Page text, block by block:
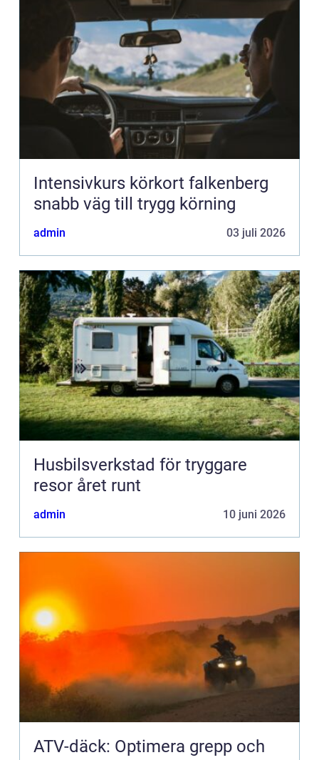
Intensivkurs körkort falkenberg
snabb väg till trygg körning
admin 03 juli 2026
Husbilsverkstad för tryggare
resor året runt
admin 10 juni 2026
ATV-däck: Optimera grepp och